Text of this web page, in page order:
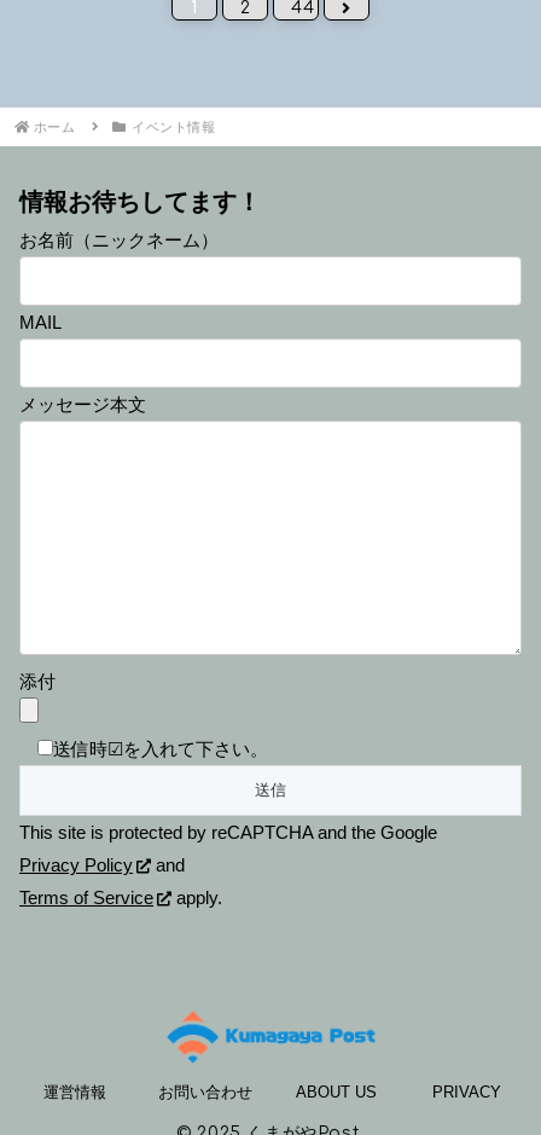
1 2 44 次へ
ホーム イベント情報
情報お待ちしてます！
お名前（ニックネーム）
MAIL
メッセージ本文
添付
送信時☑を入れて下さい。
This site is protected by reCAPTCHA and the Google
Privacy Policy
and
Terms of Service
apply.
運営情報 お問い合わせ ABOUT US PRIVACY